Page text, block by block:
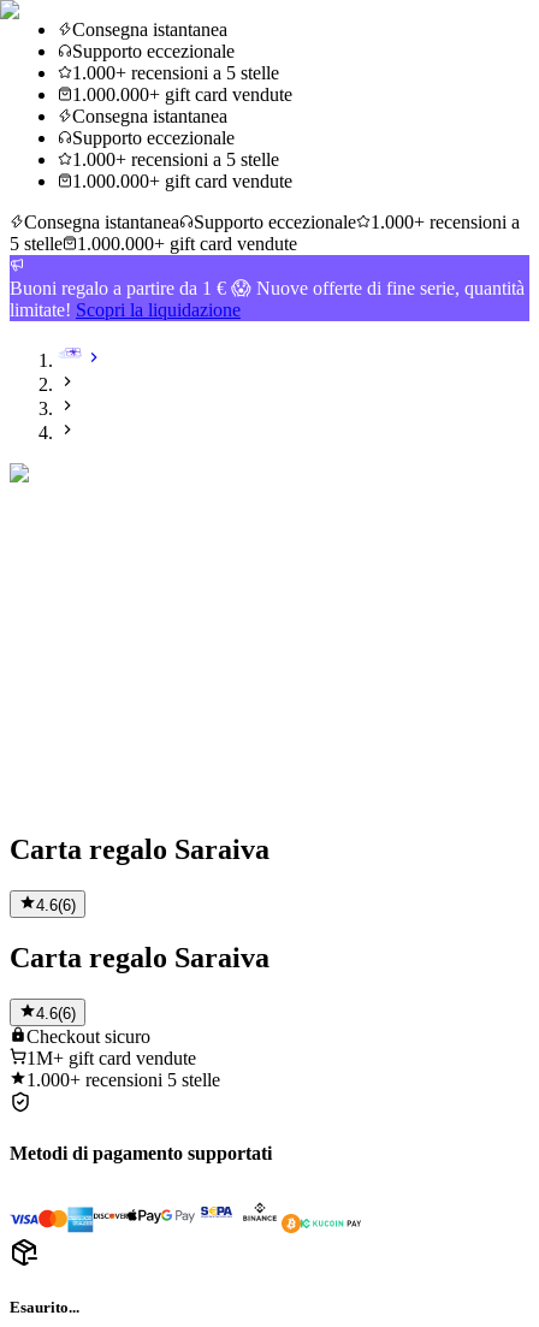
Consegna istantanea
Supporto eccezionale
1.000+ recensioni a 5 stelle
1.000.000+ gift card vendute
Consegna istantanea
Supporto eccezionale
1.000+ recensioni a 5 stelle
1.000.000+ gift card vendute
Consegna istantanea
Supporto eccezionale
1.000+ recensioni a
5 stelle
1.000.000+ gift card vendute
Buoni regalo a partire da 1 € 😱 Nuove offerte di fine serie, quantità
limitate! Scopri la liquidazione
Carta regalo Saraiva
4.6(6)
Carta regalo Saraiva
4.6(6)
Checkout sicuro
1M+ gift card vendute
1.000+ recensioni 5 stelle
Metodi di pagamento supportati
Esaurito...